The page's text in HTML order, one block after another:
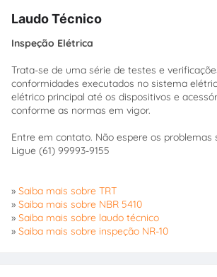
Laudo Técnico
Inspeção Elétrica
Trata-se de uma série de testes e
conformidades executados no sistema
elétrico principal até os dispositivos e
conforme as normas em vigor.
Entre em contato. Não espere os problemas
Ligue (61) 99993-9155
» Saiba mais sobre TRT
» Saiba mais sobre NBR 5410
» Saiba mais sobre laudo técnico
» Saiba mais sobre inspeção NR-10